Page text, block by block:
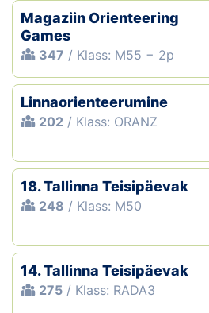
Magaziin Orienteering
Games
347 / Klass: M55 − 2p
Linnaorienteerumine
202 / Klass: ORANZ
18. Tallinna Teisipäevak
248 / Klass: M50
14. Tallinna Teisipäevak
275 / Klass: RADA3